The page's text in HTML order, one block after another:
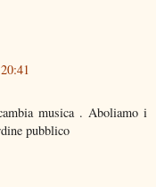
musica . Aboliamo i
pubblico